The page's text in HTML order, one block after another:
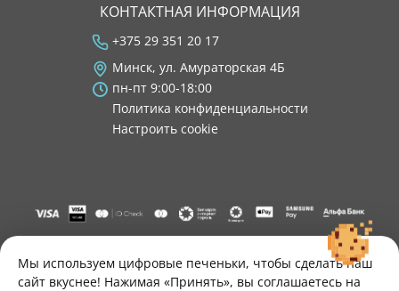
КОНТАКТНАЯ ИНФОРМАЦИЯ
+375 29 351 20 17
Минск, ул. Амураторская 4Б
пн-пт 9:00-18:00
Политика конфиденциальности
Настроить cookie
"ООО "Лигатура", УНП 193602931, Республика Беларусь, 220004,
г. Минск, ул. Амураторская, 4Б, цокольный этаж, помещение 3.
Р/с BY34 ALFA 3012 2B24 8200 1027 0000"
Мы используем цифровые печеньки, чтобы сделать наш
сайт вкуснее! Нажимая «Принять», вы соглашаетесь на